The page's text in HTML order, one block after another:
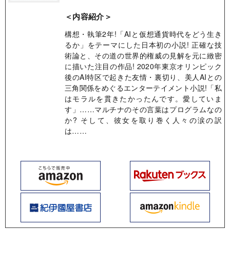
＜内容紹介＞
構想・執筆2年!「AIと仮想通貨時代をどう生き
るか」をテーマにした日本初の小説! 正確な技
術論と、その道の世界的権威の見解を元に緻密
に描いた注目の作品! 2020年東京オリンピック
後のAI特区で起きた友情・裏切り、美人AIとの
三角関係をめぐるエンターテイメント小説!「私
はモラルを貫きたかったんです。愛していま
す」……マルチナのその言葉はプログラムなの
か? そして、彼女を取り巻く人々の涙の訳
は……